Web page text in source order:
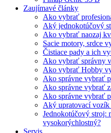
Zaujímavé články
Ako vybrať
Aký jednokotúčový
Ako vybrať naozaj
Sacie motory, srdce
Čistiace pady a ich
Ako vybrať správny
Ako vybrať Hobby
Ako správne vybrať
Ako správne vybrať
Ako správne vybrať
Aký upratovací vozík
Jednokotúčový stroj:
vysokorýchlostný?
Servis